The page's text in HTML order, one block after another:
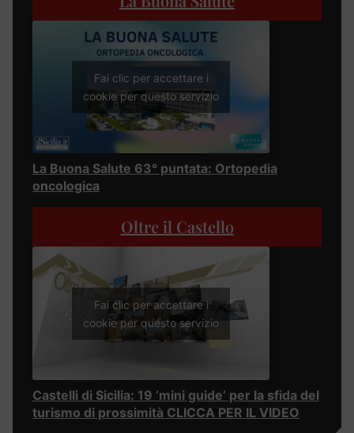
Fai clic per accettare i
cookie per questo servizio
La Buona Salute 63° puntata: Ortopedia
oncologica
Oltre il Castello
Fai clic per accettare i
cookie per questo servizio
Castelli di Sicilia: 19 ‘mini guide’ per la sfida del
turismo di prossimità CLICCA PER IL VIDEO